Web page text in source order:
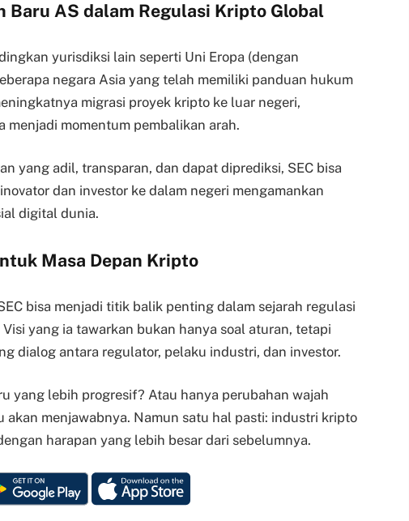
Baru AS dalam Regulasi Kripto Global
yurisdiksi lain seperti Uni Eropa (dengan
negara Asia yang telah memiliki panduan hukum
migrasi proyek kripto ke luar negeri,
menjadi momentum pembalikan arah.
yang adil, transparan, dan dapat diprediksi, SEC bisa
dan investor ke dalam negeri mengamankan
digital dunia.
Masa Depan Kripto
bisa menjadi titik balik penting dalam sejarah regulasi
yang ia tawarkan bukan hanya soal aturan, tetapi
dialog antara regulator, pelaku industri, dan investor.
yang lebih progresif? Atau hanya perubahan wajah
akan menjawabnya. Namun satu hal pasti: industri kripto
harapan yang lebih besar dari sebelumnya.